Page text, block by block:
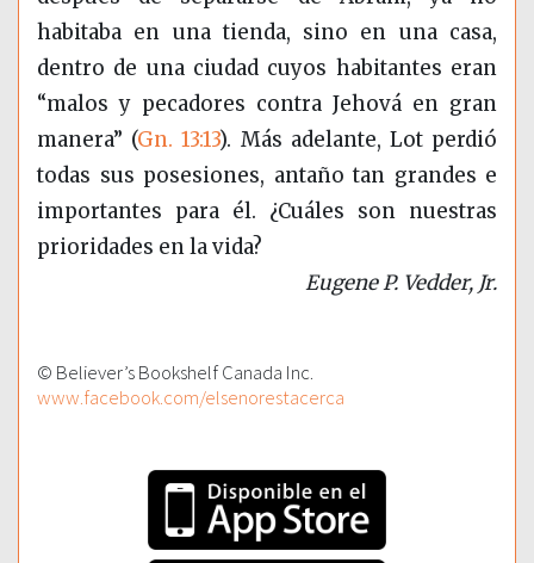
habitaba en una tienda, sino en una casa,
dentro de una ciudad cuyos habitantes eran
“malos y pecadores contra Jehová en gran
manera” (Gn. 13:13). Más adelante, Lot perdió
todas sus posesiones, antaño tan grandes e
importantes para él. ¿Cuáles son nuestras
prioridades en la vida?
Eugene P. Vedder, Jr.
© Believer’s Bookshelf Canada Inc.
www.facebook.com/elsenorestacerca